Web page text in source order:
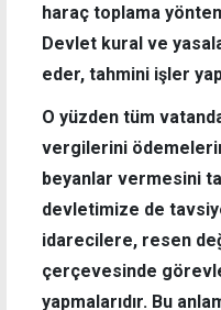
haraç toplama
Devlet kural ve
eder, tahmini işler
O yüzden tüm
vergilerini
beyanlar vermesini
devletimize de
idarecilere, resen
çerçevesinde
yapmalarıdır. Bu